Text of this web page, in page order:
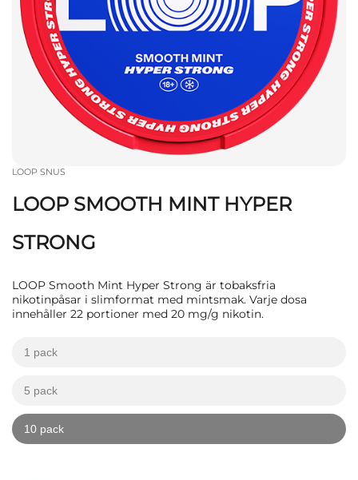
LOOP SNUS
LOOP SMOOTH MINT HYPER
STRONG
LOOP Smooth Mint Hyper Strong är tobaksfria
nikotinpåsar i slimformat med mintsmak. Varje dosa
innehåller 22 portioner med 20 mg/g nikotin.
1 pack
5 pack
10 pack